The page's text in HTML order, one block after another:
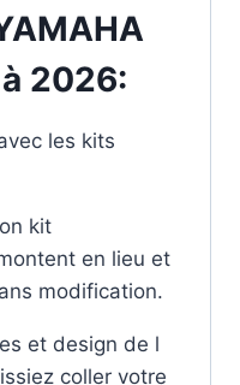
2026:
les kits
kit
en lieu et
modification.
et design de l
coller votre